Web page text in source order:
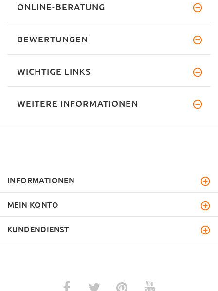
ONLINE-BERATUNG
BEWERTUNGEN
WICHTIGE LINKS
WEITERE INFORMATIONEN
INFORMATIONEN
MEIN KONTO
KUNDENDIENST